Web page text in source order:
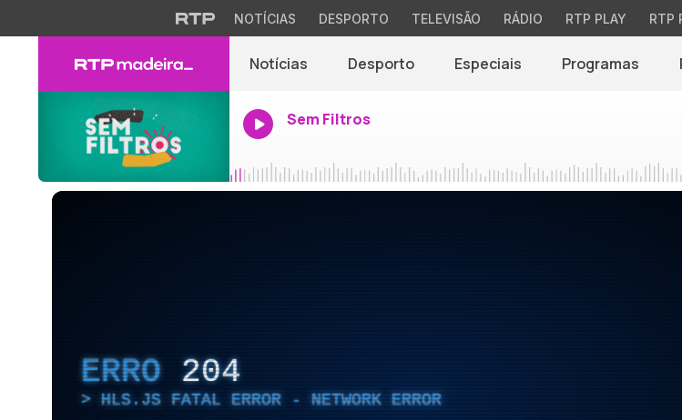
NOTÍCIAS DESPORTO TELEVISÃO RÁDIO RTP PLAY RTP
Notícias Desporto Especiais Programas
Sem Filtros
ERRO 204
HLS.JS FATAL ERROR - NETWORK ERROR